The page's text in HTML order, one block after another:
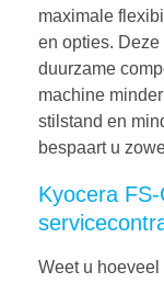
maximale
en opties. Deze
duurzame
machine
stilstand en
bespaart u
Kyocera
Weet u